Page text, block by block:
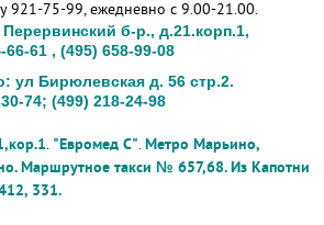
921-75-99, ежедневно с 9.00-21.00.
б-р., д.21.корп.1,
61 , (495) 658-99-08
ул Бирюлевская д. 56 стр.2.
74; (499) 218-24-98
. "Евромед С".Метро Марьино,
Маршрутное такси № 657,68. Из Капотни
331.